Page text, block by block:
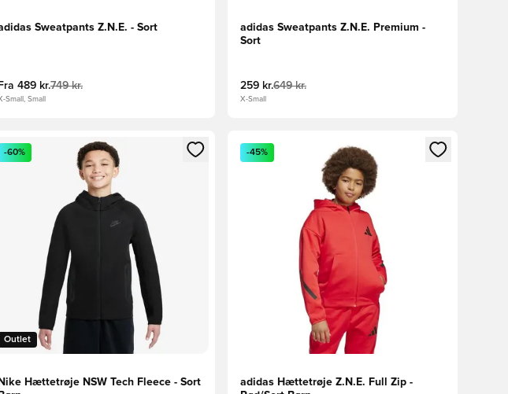
Sweatpants Z.N.E. - Sort
Fra 489 kr.749 kr.
Small, Small
adidas Sweatpants Z.N.E. Premium -
Sort
259 kr.649 kr.
X-Small
som medlem
en Modal til at logge ind eller tilmelde dig som medlem
Outlet
-60%
Nike Hættetrøje NSW Tech Fleece - Sort
Åbner en Modal til at logge ind eller tilmelde dig
-45%
adidas Hættetrøje Z.N.E. Full Zip -